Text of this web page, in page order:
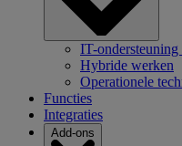
IT-ondersteuning
Hybride werken
Operationele
Functies
Integraties
Add-ons